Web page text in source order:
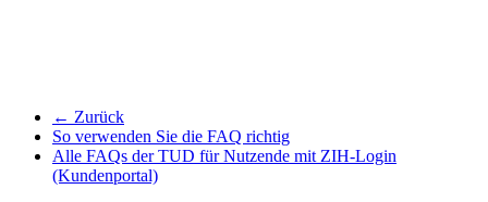
← Zurück
So verwenden Sie die FAQ richtig
Alle FAQs der TUD für Nutzende mit ZIH-Login
(Kundenportal)